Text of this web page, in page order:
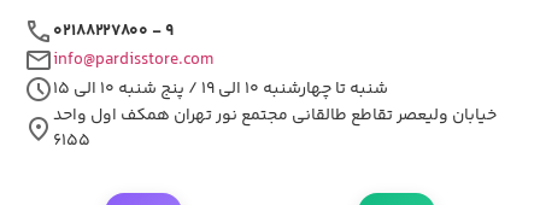
call۰۲۱۸۸۲۲۷۸۰۰ - ۹
mailinfo@pardisstore.com
schedule شنبه تا چهارشنبه ۱۰ الی ۱۹ / پنج شنبه ۱۰ الی ۱۵
location_onخیابان ولیعصر تقاطع طالقانی مجتمع نور تهران همکف اول واحد
۶۱۵۵